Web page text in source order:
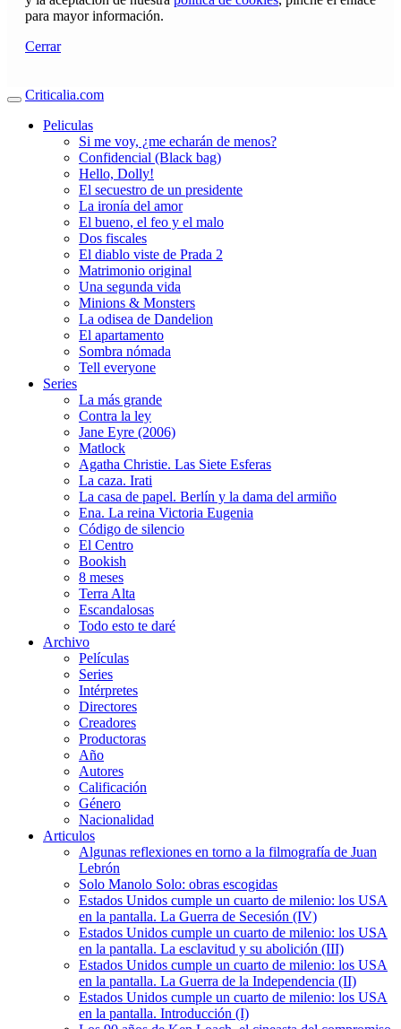
para mayor información.
Cerrar
Criticalia.com
Peliculas
Si me voy, ¿me echarán de menos?
Confidencial (Black bag)
Hello, Dolly!
El secuestro de un presidente
La ironía del amor
El bueno, el feo y el malo
Dos fiscales
El diablo viste de Prada 2
Matrimonio original
Una segunda vida
Minions & Monsters
La odisea de Dandelion
El apartamento
Sombra nómada
Tell everyone
Series
La más grande
Contra la ley
Jane Eyre (2006)
Matlock
Agatha Christie. Las Siete Esferas
La caza. Irati
La casa de papel. Berlín y la dama del armiño
Ena. La reina Victoria Eugenia
Código de silencio
El Centro
Bookish
8 meses
Terra Alta
Escandalosas
Todo esto te daré
Archivo
Películas
Series
Intérpretes
Directores
Creadores
Productoras
Año
Autores
Calificación
Género
Nacionalidad
Articulos
Algunas reflexiones en torno a la filmografía de Juan
Lebrón
Solo Manolo Solo: obras escogidas
Estados Unidos cumple un cuarto de milenio: los USA
en la pantalla. La Guerra de Secesión (IV)
Estados Unidos cumple un cuarto de milenio: los USA
en la pantalla. La esclavitud y su abolición (III)
Estados Unidos cumple un cuarto de milenio: los USA
en la pantalla. La Guerra de la Independencia (II)
Estados Unidos cumple un cuarto de milenio: los USA
en la pantalla. Introducción (I)